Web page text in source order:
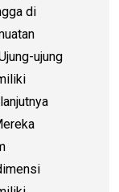
di
ujung